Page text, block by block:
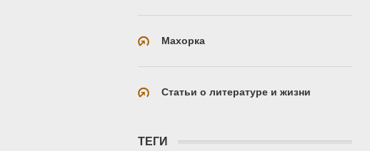
Махорка
Статьи о литературе и жизни
ТЕГИ